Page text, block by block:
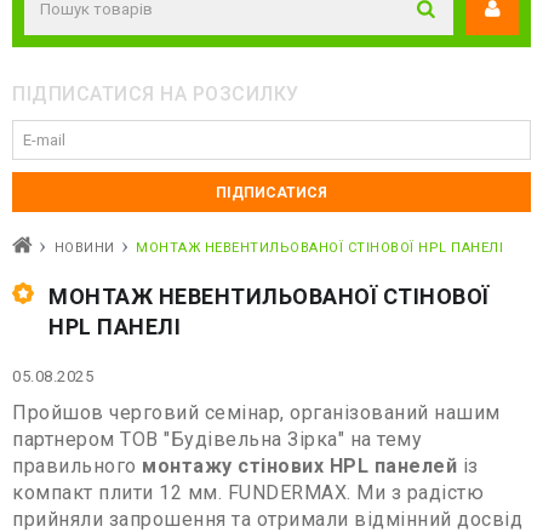
ПІДПИСАТИСЯ НА РОЗСИЛКУ
НОВИНИ МОНТАЖ НЕВЕНТИЛЬОВАНОЇ СТІНОВОЇ HPL ПАНЕЛІ
МОНТАЖ НЕВЕНТИЛЬОВАНОЇ СТІНОВОЇ
HPL ПАНЕЛІ
05.08.2025
Пройшов черговий семінар, організований нашим
партнером ТОВ "Будівельна Зірка" на тему
правильного монтажу стінових HPL панелей із
компакт плити 12 мм. FUNDERMAX. Ми з радістю
прийняли запрошення та отримали відмінний досвід